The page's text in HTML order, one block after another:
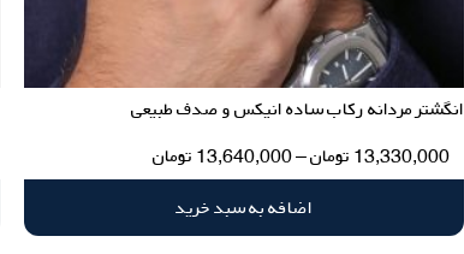
انگشتر مردانه رکاب ساده انیکس و صدف طبیعی
13,330,000 تومان–
13,640,000 تومان
اضافه به سبد خرید